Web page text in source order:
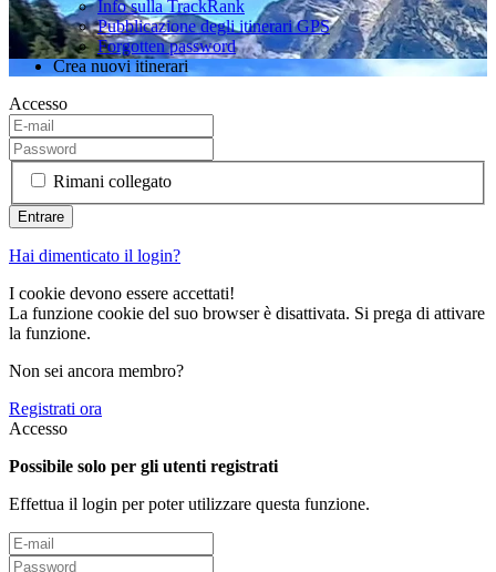
Info sulla TrackRank
Pubblicazione degli itinerari GPS
Forgotten password
Crea nuovi itinerari
Accesso
Rimani collegato
Hai dimenticato il login?
I cookie devono essere accettati!
La funzione cookie del suo browser è disattivata. Si prega di attivare
la funzione.
Non sei ancora membro?
Registrati ora
Accesso
Possibile solo per gli utenti registrati
Effettua il login per poter utilizzare questa funzione.